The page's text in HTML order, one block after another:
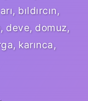
bıldırcın,
deve, domuz,
karınca,